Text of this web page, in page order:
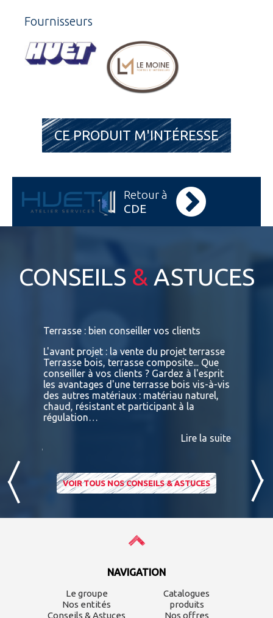
Retour à
CDE
Fournisseurs
CE PRODUIT M'INTÉRESSE
CONSEILS & ASTUCES
la suite
Terrasse : bien conseiller vos clients
L'avant projet : la vente du projet terrasse
Terrasse bois, terrasse composite... Que
conseiller à vos clients ? Gardez à l'esprit
les avantages d'une terrasse bois vis-à-vis
des autres matériaux : matériau naturel,
chaud, résistant et participant à la
régulation…
Lire la suite
VOIR TOUS NOS CONSEILS & ASTUCES
NAVIGATION
Le groupe
Nos entités
Conseils & Astuces
Catalogues
produits
Nos offres